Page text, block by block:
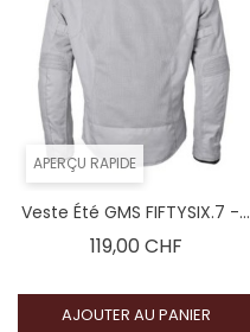
APERÇU RAPIDE
Veste Été GMS FIFTYSIX.7 -...
119,00 CHFPrix
AJOUTER AU PANIER